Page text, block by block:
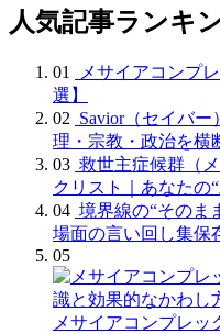
人気記事ランキ
01
メサイアコンプ
選】
02 Savior（セイバ
理・宗教・政治を横
03 救世主症候群（
クリスト｜あなたの
04 境界線の“そのま
場面の言い回し集保
05
メサイアコンプレ